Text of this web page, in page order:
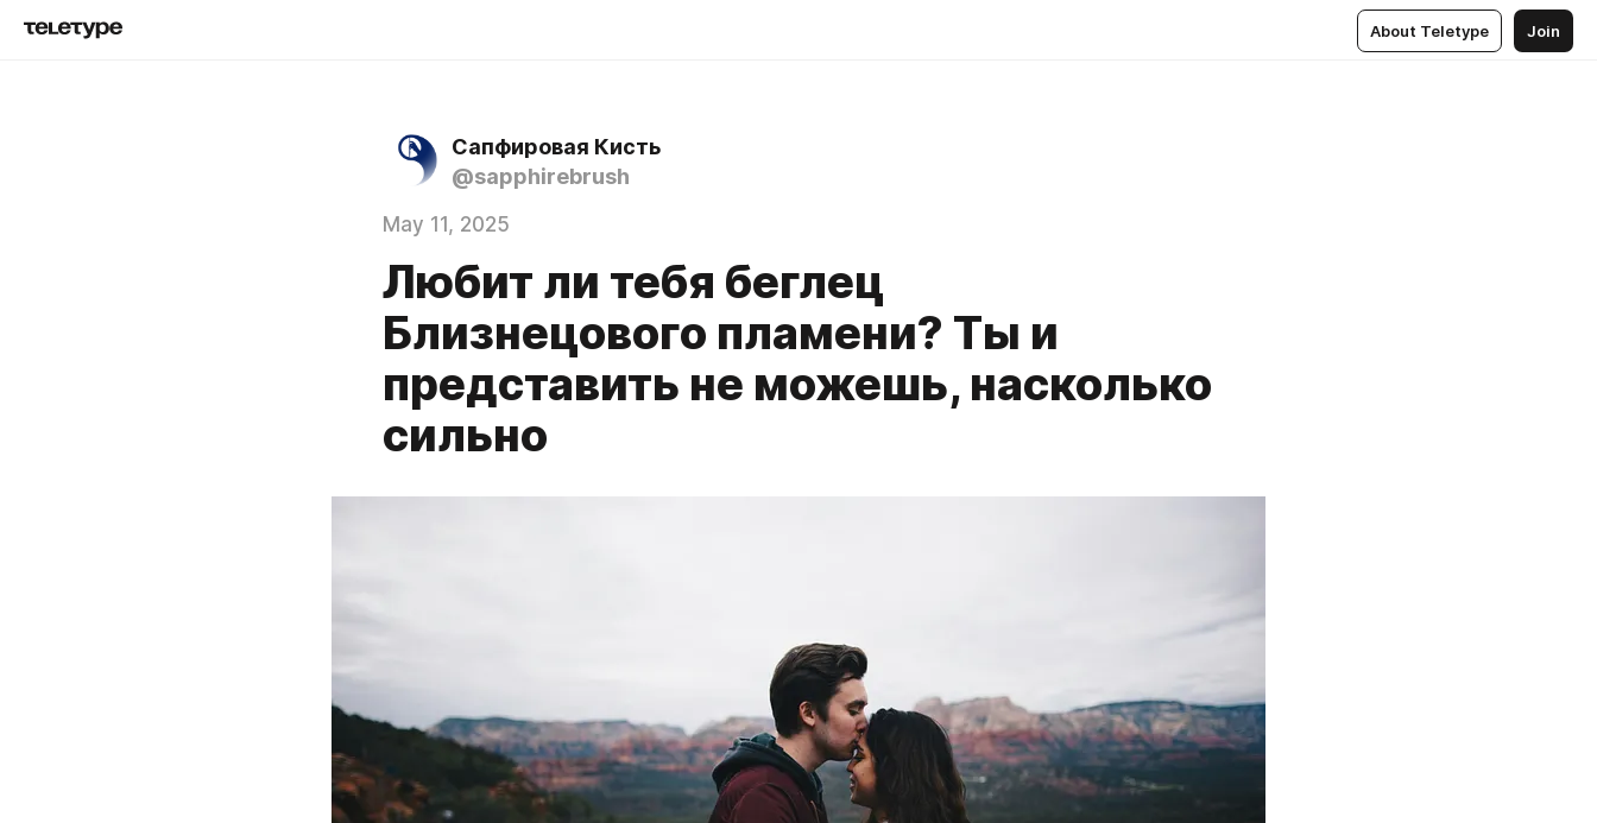
About Teletype Join
Сапфировая Кисть
@sapphirebrush
May 11, 2025
Любит ли тебя беглец
Близнецового пламени? Ты и
представить не можешь, насколько
сильно